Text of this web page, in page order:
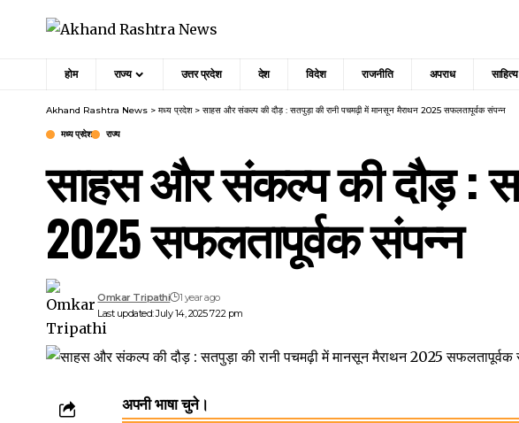
होम राज्य उत्तर प्रदेश देश विदेश राजनीति अपराध साहित्य
Akhand Rashtra News > मध्य प्रदेश> साहस और संकल्प की दौड़ : सतपुड़ा की रानी पचमढ़ी में मानसून मैराथन 2025 सफलतापूर्वक संपन्न
मध्य प्रदेश राज्य
साहस और संकल्प की दौड़ :
2025 सफलतापूर्वक संपन्न
Last updated: July 14, 2025 7:22 pm
Omkar Tripathi 1 year ago
अपनी भाषा चुने।